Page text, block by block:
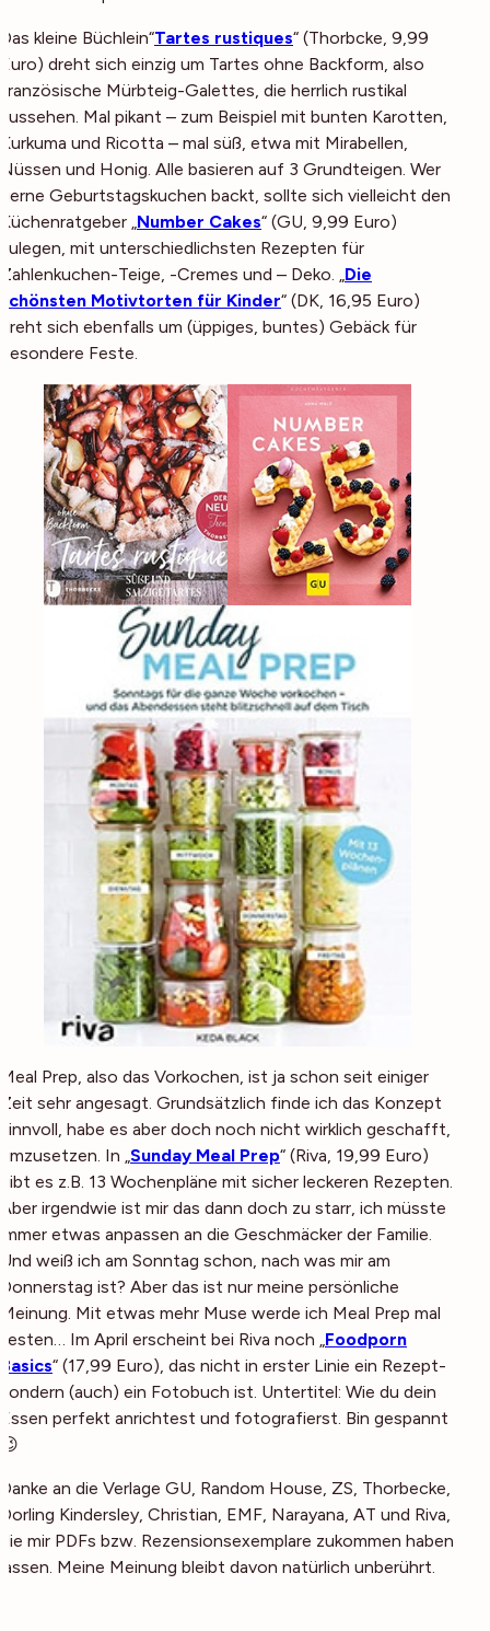
Das kleine Büchlein“Tartes rustiques“ (Thorbcke, 9,99
Euro) dreht sich einzig um Tartes ohne Backform, also
französische Mürbteig-Galettes, die herrlich rustikal
aussehen. Mal pikant – zum Beispiel mit bunten Karotten,
Kurkuma und Ricotta – mal süß, etwa mit Mirabellen,
Nüssen und Honig. Alle basieren auf 3 Grundteigen. Wer
gerne Geburtstagskuchen backt, sollte sich vielleicht den
Küchenratgeber „Number Cakes“ (GU, 9,99 Euro)
zulegen, mit unterschiedlichsten Rezepten für
Zahlenkuchen-Teige, -Cremes und – Deko. „Die
schönsten Motivtorten für Kinder“ (DK, 16,95 Euro)
dreht sich ebenfalls um (üppiges, buntes) Gebäck für
besondere Feste.
Meal Prep, also das Vorkochen, ist ja schon seit einiger
Zeit sehr angesagt. Grundsätzlich finde ich das Konzept
sinnvoll, habe es aber doch noch nicht wirklich geschafft,
umzusetzen. In „ Sunday Meal Prep“ (Riva, 19,99 Euro)
gibt es z.B. 13 Wochenpläne mit sicher leckeren Rezepten.
Aber irgendwie ist mir das dann doch zu starr, ich müsste
immer etwas anpassen an die Geschmäcker der Familie.
Und weiß ich am Sonntag schon, nach was mir am
Donnerstag ist? Aber das ist nur meine persönliche
Meinung. Mit etwas mehr Muse werde ich Meal Prep mal
testen… Im April erscheint bei Riva noch „ Foodporn
Basics“ (17,99 Euro), das nicht in erster Linie ein Rezept-
sondern (auch) ein Fotobuch ist. Untertitel: Wie du dein
Essen perfekt anrichtest und fotografierst. Bin gespannt
😉
Danke an die Verlage GU, Random House, ZS, Thorbecke,
Dorling Kindersley, Christian, EMF, Narayana, AT und Riva,
die mir PDFs bzw. Rezensionsexemplare zukommen haben
lassen. Meine Meinung bleibt davon natürlich unberührt.